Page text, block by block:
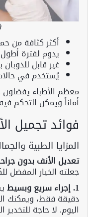
أكثر كثافة من
يدوم لفترة أطول (12-24
غير قابل
يُستخدم في
معظم الأطباء يفضلون
أماناً ويمكن التحكم
فوائد تجميل
المزايا الطبية
تعديل الأنف بدون
جعلته الخيار المفضل
1. إجراء سريع وبسيط
دقيقة فقط، ويمكنك
اليوم. لا حاجة